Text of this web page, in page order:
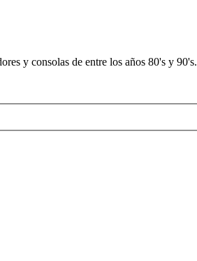
y consolas de entre los años 80's y 90's.